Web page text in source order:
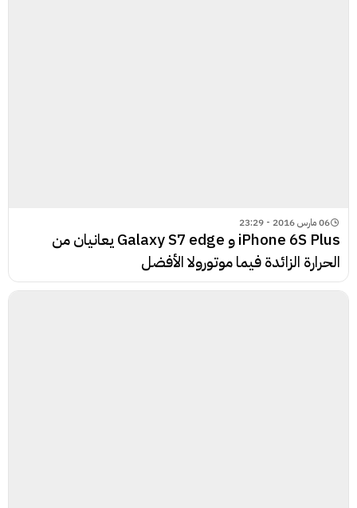
06 مارس 2016 - 23:29
iPhone 6S Plus و Galaxy S7 edge يعانيان من
الحرارة الزائدة فيما موتورولا الأفضل